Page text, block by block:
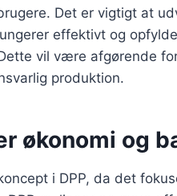
Det er vigtigt at
effektivt og
vil være afgørende
produktion.
økonomi og
i DPP, da det